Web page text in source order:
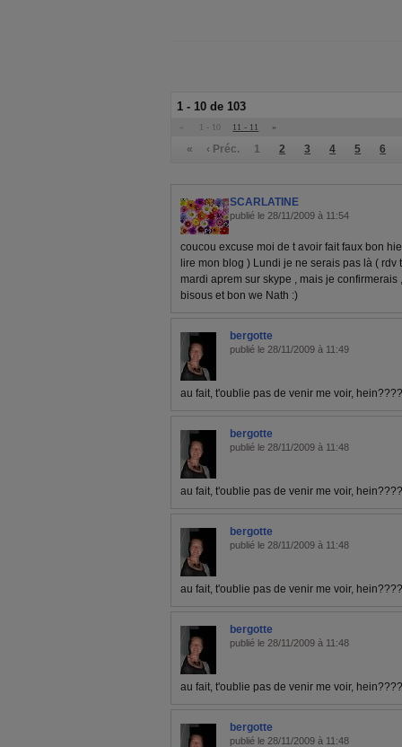
1 - 10 de 103
« 1 - 10 11 - 11 »
« ‹ Préc. 1 2 3 4 5 6
SCARLATINE
publié le 28/11/2009 à 11:54
coucou excuse moi de t avoir fait faux bon
lire mon blog ) Lundi je ne serais pas là (
mardi aprem sur skype , mais je confirmerais
bisous et bon we Nath :)
bergotte
publié le 28/11/2009 à 11:49
au fait, t'oublie pas de venir me voir,
bergotte
publié le 28/11/2009 à 11:48
au fait, t'oublie pas de venir me voir,
bergotte
publié le 28/11/2009 à 11:48
au fait, t'oublie pas de venir me voir,
bergotte
publié le 28/11/2009 à 11:48
au fait, t'oublie pas de venir me voir,
bergotte
publié le 28/11/2009 à 11:48